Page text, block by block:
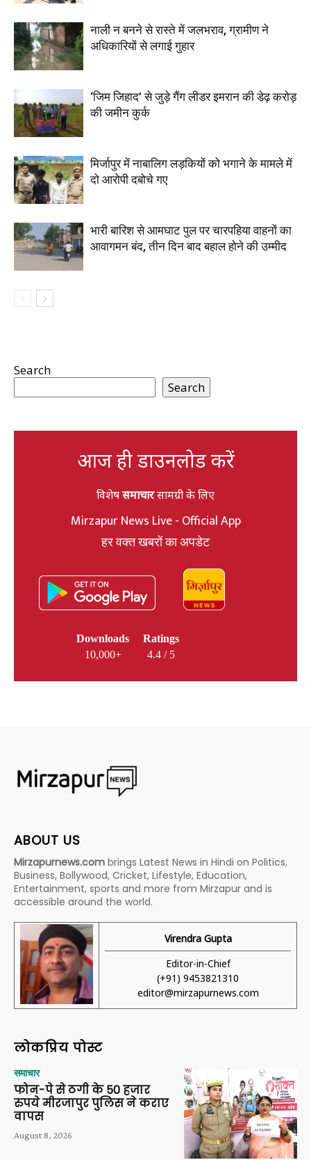
नाली न बनने से रास्ते में जलभराव, ग्रामीण ने
अधिकारियों से लगाई गुहार
‘जिम जिहाद’ से जुड़े गैंग लीडर इमरान की डेढ़ करोड़
की जमीन कुर्क
मिर्जापुर में नाबालिग लड़कियों को भगाने के मामले में
दो आरोपी दबोचे गए
भारी बारिश से आमघाट पुल पर चारपहिया वाहनों का
आवागमन बंद, तीन दिन बाद बहाल होने की उम्मीद
Search
Search
आज ही डाउनलोड करें
विशेषसमाचारसामग्री के लिए
Mirzapur News Live - Official App
हर वक्त खबरों का अपडेट
Downloads
10,000+
Ratings
4.4 / 5
ABOUT US
Mirzapurnews.com brings Latest News in Hindi on Politics,
Business, Bollywood, Cricket, Lifestyle, Education,
Entertainment, sports and more from Mirzapur and is
accessible around the world.
Virendra Gupta
Editor-in-Chief
(+91) 9453821310
editor@mirzapurnews.com
लोकप्रिय पोस्ट
समाचार
फोन-पे से ठगी के 50 हजार
रुपये मीरजापुर पुलिस ने कराए
वापस
August 8, 2026